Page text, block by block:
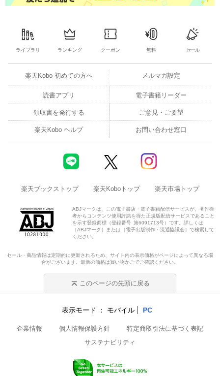
ライブラリ ランキング クーポン 無料 セール
楽天Kobo 初めての方へ メルマガ設定
読書アプリ 電子書籍リーダー
領収書を発行する ご意見・ご要望
楽天Kobo ヘルプ お問い合わせ窓口
楽天ブックストップ 楽天Koboトップ 楽天市場トップ
ABJマークは、この電子書店・電子書籍配信サービスが、著作権
者からコンテンツ使用許諾を得た正規版配信サービスであること
を示す登録商標（登録番号 第6091713号）です。詳しくは
［ABJマーク］または［電子出版制作・流通協議会］で検索して
ください。
セール・商品情報は定期的に更新されるため、サイト内の表示価格がページによって異なる場
合がございます。最新の価格は買い物かごでご確認ください。
このページの先頭に戻る
表示モード モバイル PC
企業情報 個人情報保護方針
特定商取引法に基づく表記
サステナビリティ